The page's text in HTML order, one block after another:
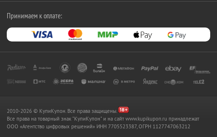
Принимаем к оплате:
2010-2026 © КупиКупон. Все права защищены.
Все права на товарный знак "КупиКупон" и на сайт www.kupikupon.ru принадлежат
OOO «Агентство цифровых решений» ИНН 7705523387, ОГРН 1127747063212